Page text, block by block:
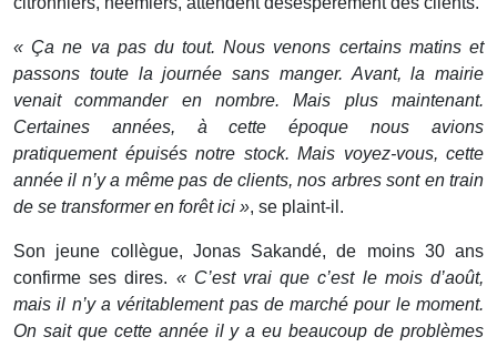
« Ça ne va pas du tout. Nous venons certains matins et
passons toute la journée sans manger. Avant, la mairie
venait commander en nombre. Mais plus maintenant.
Certaines années, à cette époque nous avions
pratiquement épuisés notre stock. Mais voyez-vous, cette
année il n’y a même pas de clients, nos arbres sont en train
de se transformer en forêt ici », se plaint-il.
Son jeune collègue, Jonas Sakandé, de moins 30 ans
confirme ses dires. « C’est vrai que c’est le mois d’août,
mais il n’y a véritablement pas de marché pour le moment.
On sait que cette année il y a eu beaucoup de problèmes